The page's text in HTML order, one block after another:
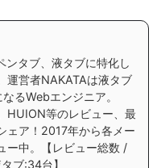
タブ、液タブに特化し
運営者NAKATAは液タブ
るWebエンジニア。
HUION等のレビュー、最
ェア！2017年から各メー
ー中。【レビュー総数 /
ブ:34台】